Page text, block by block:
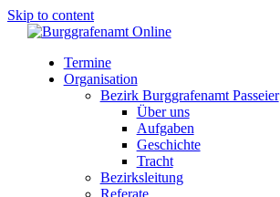
Skip to content
Termine
Organisation
Bezirk Burggrafenamt Passeier
Über uns
Aufgaben
Geschichte
Tracht
Bezirksleitung
Referate